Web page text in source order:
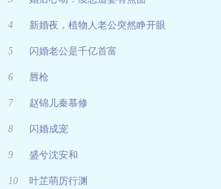
4 新婚夜，植物人老公突然睁开眼
5 闪婚老公是千亿首富
6 唇枪
7 赵锦儿秦慕修
8 闪婚成宠
9 盛兮沈安和
10 叶芷萌厉行渊